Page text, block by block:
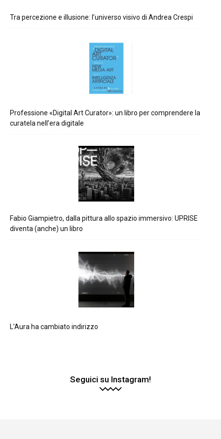
Tra percezione e illusione: l’universo visivo di Andrea Crespi
Professione «Digital Art Curator»: un libro per comprendere la
curatela nell’era digitale
Fabio Giampietro, dalla pittura allo spazio immersivo: UPRISE
diventa (anche) un libro
L’Aura ha cambiato indirizzo
Seguici su Instagram!